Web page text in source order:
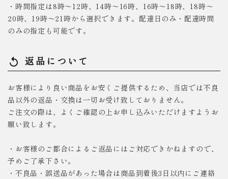
・時間指定は8時～12時、14時～16時、16時～18時、18時～
20時、19時～21時から選択できます。配達日のみ・配達時間
のみの指定も可能です。
replay 返品について
お客様により良い商品をお安くご提供するため、当店では不良
品以外の返品・交換は一切お受け致しておりません。
ご注文の際は、よくご確認の上お申し込みいただけますようお
願い致します。
・お客様のご都合によるご返品にはご対応できかねますので、
予めご了承下さい。
・不良品・誤送品があった場合は商品到着後3日以内にご連絡